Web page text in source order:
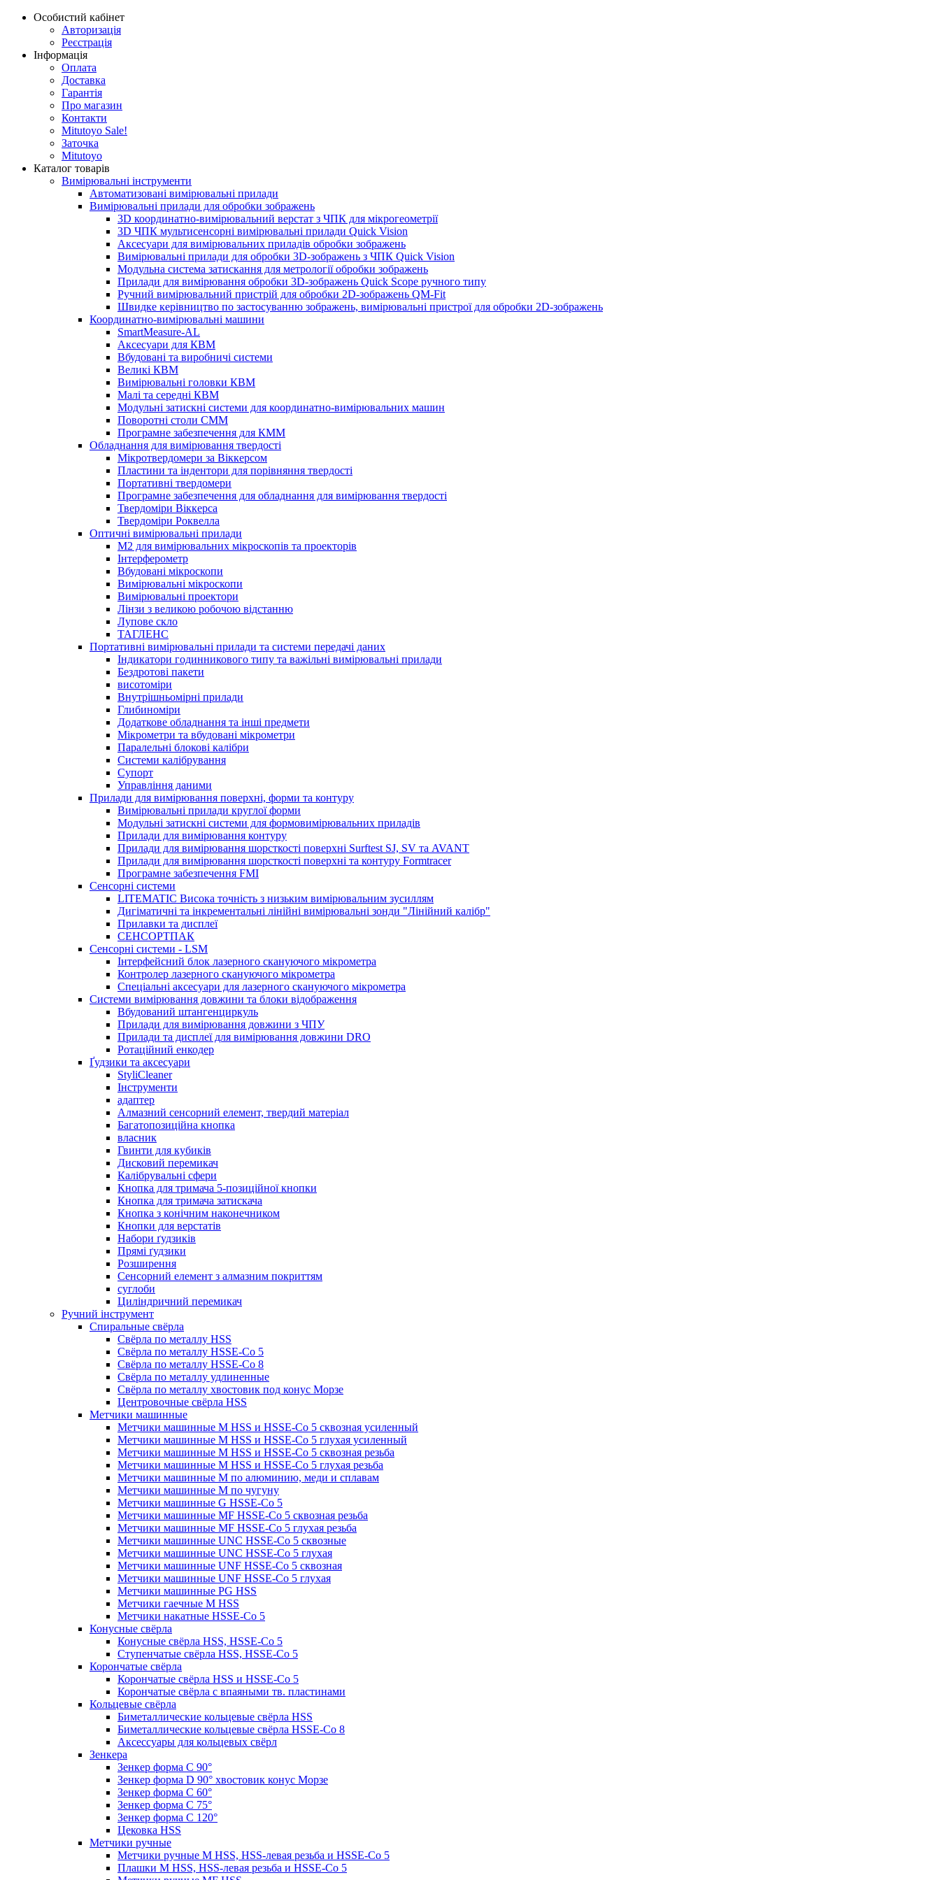
Особистий кабінет
Авторизація
Реєстрація
Інформація
Оплата
Доставка
Гарантія
Про магазин
Контакти
Mitutoyo Sale!
Заточка
Mitutoyo
Каталог товарів
Вимірювальні інструменти
Автоматизовані вимірювальні прилади
Вимірювальні прилади для обробки зображень
3D координатно-вимірювальний верстат з ЧПК для мікрогеометрії
3D ЧПК мультисенсорні вимірювальні прилади Quick Vision
Аксесуари для вимірювальних приладів обробки зображень
Вимірювальні прилади для обробки 3D-зображень з ЧПК Quick Vision
Модульна система затискання для метрології обробки зображень
Прилади для вимірювання обробки 3D-зображень Quick Scope ручного типу
Ручний вимірювальний пристрій для обробки 2D-зображень QM-Fit
Швидке керівництво по застосуванню зображень, вимірювальні пристрої для обробки 2D-зображень
Координатно-вимірювальні машини
SmartMeasure-AL
Аксесуари для КВМ
Вбудовані та виробничі системи
Великі КВМ
Вимірювальні головки КВМ
Малі та середні КВМ
Модульні затискні системи для координатно-вимірювальних машин
Поворотні столи CMM
Програмне забезпечення для КММ
Обладнання для вимірювання твердості
Мікротвердомери за Віккерсом
Пластини та індентори для порівняння твердості
Портативні твердомери
Програмне забезпечення для обладнання для вимірювання твердості
Твердоміри Віккерса
Твердоміри Роквелла
Оптичні вимірювальні прилади
M2 для вимірювальних мікроскопів та проекторів
Інтерферометр
Вбудовані мікроскопи
Вимірювальні мікроскопи
Вимірювальні проектори
Лінзи з великою робочою відстанню
Лупове скло
ТАГЛЕНС
Портативні вимірювальні прилади та системи передачі даних
Індикатори годинникового типу та важільні вимірювальні прилади
Бездротові пакети
висотоміри
Внутрішньомірні прилади
Глибиноміри
Додаткове обладнання та інші предмети
Мікрометри та вбудовані мікрометри
Паралельні блокові калібри
Системи калібрування
Супорт
Управління даними
Прилади для вимірювання поверхні, форми та контуру
Вимірювальні прилади круглої форми
Модульні затискні системи для формовимірювальних приладів
Прилади для вимірювання контуру
Прилади для вимірювання шорсткості поверхні Surftest SJ, SV та AVANT
Прилади для вимірювання шорсткості поверхні та контуру Formtracer
Програмне забезпечення FMI
Сенсорні системи
LITEMATIC Висока точність з низьким вимірювальним зусиллям
Дигіматичні та інкрементальні лінійні вимірювальні зонди "Лінійний калібр"
Прилавки та дисплеї
СЕНСОРТПАК
Сенсорні системи - LSM
Інтерфейсний блок лазерного скануючого мікрометра
Контролер лазерного скануючого мікрометра
Спеціальні аксесуари для лазерного скануючого мікрометра
Системи вимірювання довжини та блоки відображення
Вбудований штангенциркуль
Прилади для вимірювання довжини з ЧПУ
Прилади та дисплеї для вимірювання довжини DRO
Ротаційний енкодер
Ґудзики та аксесуари
StyliCleaner
Інструменти
адаптер
Алмазний сенсорний елемент, твердий матеріал
Багатопозиційна кнопка
власник
Гвинти для кубиків
Дисковий перемикач
Калібрувальні сфери
Кнопка для тримача 5-позиційної кнопки
Кнопка для тримача затискача
Кнопка з конічним наконечником
Кнопки для верстатів
Набори ґудзиків
Прямі ґудзики
Розширення
Сенсорний елемент з алмазним покриттям
суглоби
Циліндричний перемикач
Ручний інструмент
Спиральные свёрла
Свёрла по металлу HSS
Свёрла по металлу HSSE-Co 5
Свёрла по металлу HSSE-Co 8
Свёрла по металлу удлиненные
Свёрла по металлу хвостовик под конус Морзе
Центровочные свёрла HSS
Метчики машинные
Метчики машинные M HSS и HSSE-Co 5 сквозная усиленный
Метчики машинные M HSS и HSSE-Co 5 глухая усиленный
Метчики машинные M HSS и HSSE-Co 5 сквозная резьба
Метчики машинные M HSS и HSSE-Co 5 глухая резьба
Метчики машинные M по алюминию, меди и сплавам
Метчики машинные M по чугуну
Метчики машинные G HSSE-Co 5
Метчики машинные MF HSSE-Co 5 сквозная резьба
Метчики машинные MF HSSE-Co 5 глухая резьба
Метчики машинные UNC HSSE-Co 5 сквозные
Метчики машинные UNC HSSE-Co 5 глухая
Метчики машинные UNF HSSE-Co 5 сквозная
Метчики машинные UNF HSSE-Co 5 глухая
Метчики машинные PG HSS
Метчики гаечные M HSS
Метчики накатные HSSE-Co 5
Конусные свёрла
Конусные свёрла HSS, HSSE-Co 5
Ступенчатые свёрла HSS, HSSE-Co 5
Корончатые свёрла
Корончатые свёрла HSS и HSSE-Co 5
Корончатые свёрла с впаяными тв. пластинами
Кольцевые свёрла
Биметаллические кольцевые свёрла HSS
Биметаллические кольцевые свёрла HSSE-Co 8
Аксессуары для кольцевых свёрл
Зенкера
Зенкер форма С 90°
Зенкер форма D 90° хвостовик конус Морзе
Зенкер форма С 60°
Зенкер форма С 75°
Зенкер форма С 120°
Цековка HSS
Метчики ручные
Метчики ручные M HSS, HSS-левая резьба и HSSE-Co 5
Плашки M HSS, HSS-левая резьба и HSSE-Co 5